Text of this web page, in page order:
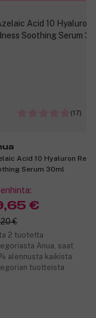
(17)
Acid 10 Hyaluron
Serum 30ml
€
€
2 tuotetta
Anua, saat
alennusta kaikista
tuotteista